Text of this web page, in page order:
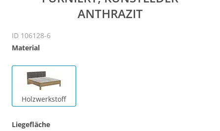
ANTHRAZIT
ID 106128-6
Material
Holzwerkstoff
Liegefläche